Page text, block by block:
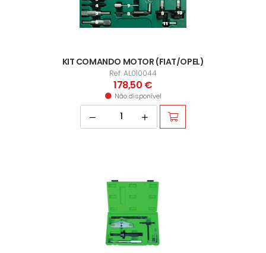
KIT COMANDO MOTOR (FIAT/OPEL)
Ref: AL010044
178,50 €
Não disponível